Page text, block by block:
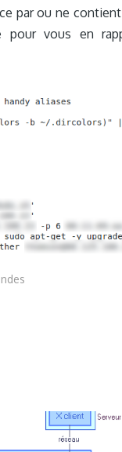
par ou ne
vous en